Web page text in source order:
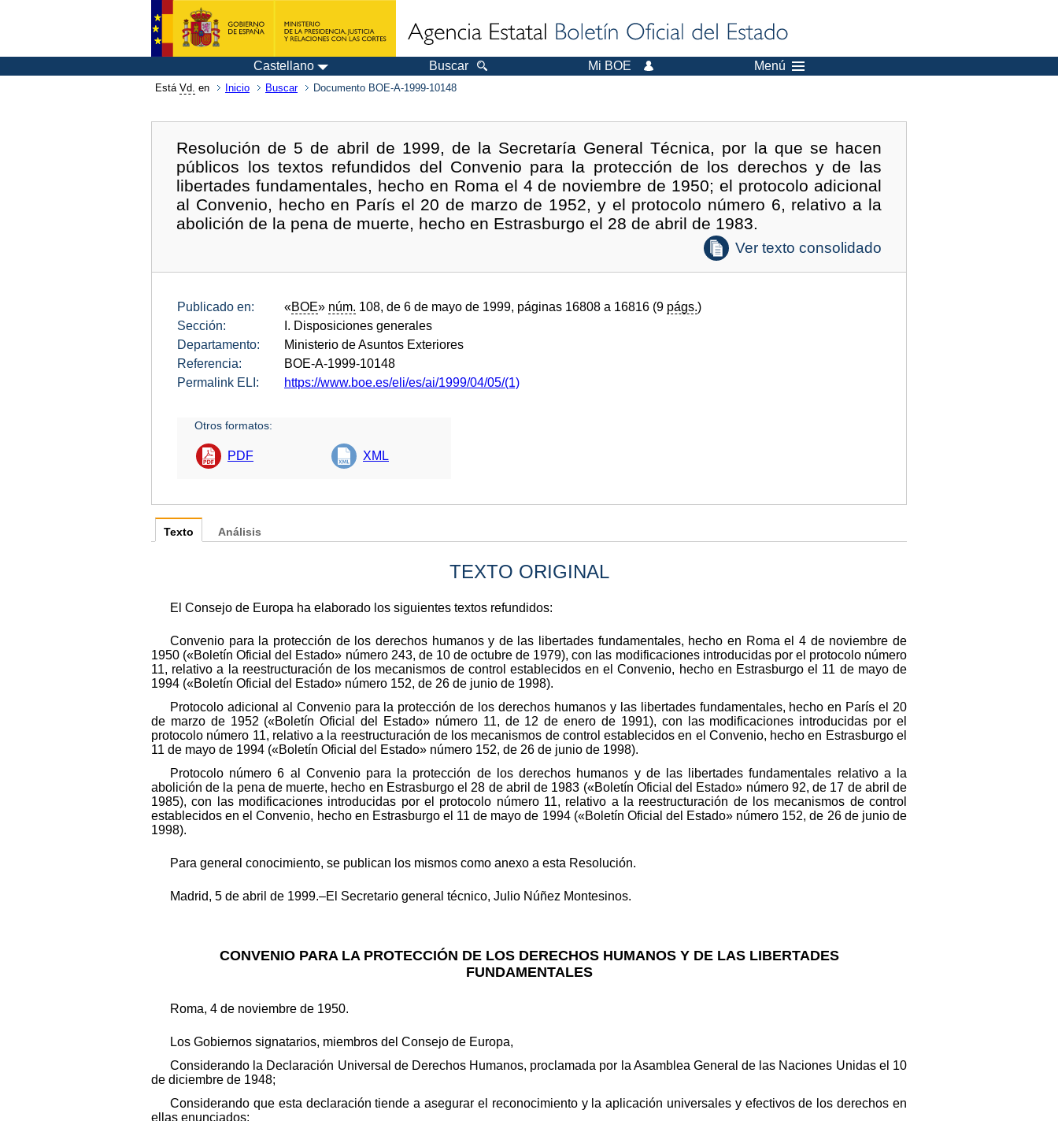
Castellano Buscar Mi BOE Menú
Está Vd. en Inicio Buscar Documento BOE-A-1999-10148
Resolución de 5 de abril de 1999, de la Secretaría General Técnica, por la que se hacen
públicos los textos refundidos del Convenio para la protección de los derechos y de las
libertades fundamentales, hecho en Roma el 4 de noviembre de 1950; el protocolo adicional
al Convenio, hecho en París el 20 de marzo de 1952, y el protocolo número 6, relativo a la
abolición de la pena de muerte, hecho en Estrasburgo el 28 de abril de 1983.
Ver texto consolidado
Publicado en: «BOE» núm. 108, de 6 de mayo de 1999, páginas 16808 a 16816 (9 págs.)
Sección:
I. Disposiciones generales
Departamento:
Ministerio de Asuntos Exteriores
Referencia:
BOE-A-1999-10148
Permalink ELI:
https://www.boe.es/eli/es/ai/1999/04/05/(1)
Otros formatos:
PDF XML
Texto
TEXTO ORIGINAL
El Consejo de Europa ha elaborado los siguientes textos refundidos:
Convenio para la protección de los derechos humanos y de las libertades fundamentales, hecho en Roma el 4 de noviembre de
1950 («Boletín Oficial del Estado» número 243, de 10 de octubre de 1979), con las modificaciones introducidas por el protocolo número
11, relativo a la reestructuración de los mecanismos de control establecidos en el Convenio, hecho en Estrasburgo el 11 de mayo de
1994 («Boletín Oficial del Estado» número 152, de 26 de junio de 1998).
Protocolo adicional al Convenio para la protección de los derechos humanos y las libertades fundamentales, hecho en París el 20
de marzo de 1952 («Boletín Oficial del Estado» número 11, de 12 de enero de 1991), con las modificaciones introducidas por el
protocolo número 11, relativo a la reestructuración de los mecanismos de control establecidos en el Convenio, hecho en Estrasburgo el
11 de mayo de 1994 («Boletín Oficial del Estado» número 152, de 26 de junio de 1998).
Protocolo número 6 al Convenio para la protección de los derechos humanos y de las libertades fundamentales relativo a la
abolición de la pena de muerte, hecho en Estrasburgo el 28 de abril de 1983 («Boletín Oficial del Estado» número 92, de 17 de abril de
1985), con las modificaciones introducidas por el protocolo número 11, relativo a la reestructuración de los mecanismos de control
establecidos en el Convenio, hecho en Estrasburgo el 11 de mayo de 1994 («Boletín Oficial del Estado» número 152, de 26 de junio de
1998).
Para general conocimiento, se publican los mismos como anexo a esta Resolución.
Madrid, 5 de abril de 1999.–El Secretario general técnico, Julio Núñez Montesinos.
CONVENIO PARA LA PROTECCIÓN DE LOS DERECHOS HUMANOS Y DE LAS LIBERTADES
FUNDAMENTALES
Roma, 4 de noviembre de 1950.
Los Gobiernos signatarios, miembros del Consejo de Europa,
Considerando la Declaración Universal de Derechos Humanos, proclamada por la Asamblea General de las Naciones Unidas el 10
de diciembre de 1948;
Considerando que esta declaración tiende a asegurar el reconocimiento y la aplicación universales y efectivos de los derechos en
ellas enunciados;
Análisis